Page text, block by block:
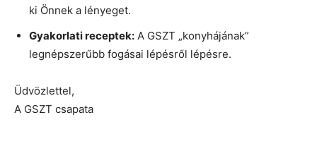
ki Önnek a lényeget.
Gyakorlati receptek: A GSZT „konyhájának”
legnépszerűbb fogásai lépésről lépésre.
Üdvözlettel,
A GSZT csapata